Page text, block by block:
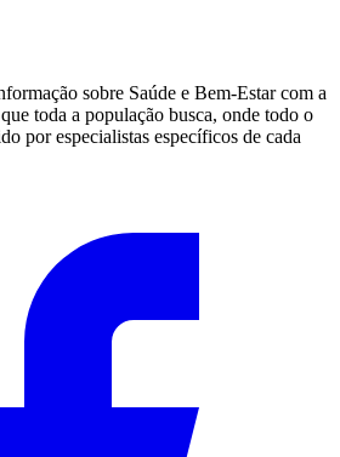
sobre Saúde e Bem-Estar com a
toda a população busca, onde todo o
por especialistas específicos de cada